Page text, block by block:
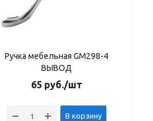
Ручка мебельная GM298-4
ВЫВОД
65руб./шт
В корзину